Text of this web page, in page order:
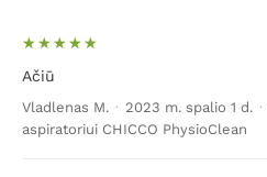
Ačiū
Vladlenas M. · 2023 m. spalio 1 d. ·
aspiratoriui CHICCO PhysioClean